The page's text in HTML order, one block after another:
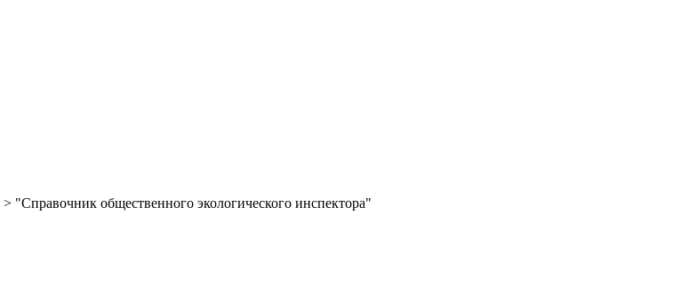
> "Справочник общественного экологического инспектора"